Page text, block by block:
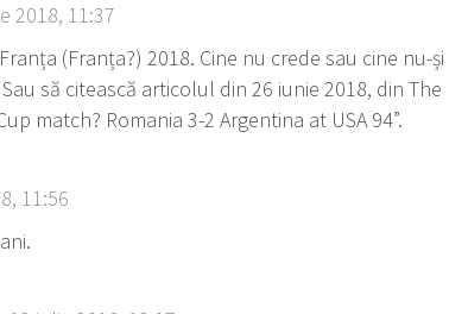
2018, 11:37
(Franța?) 2018. Cine nu crede sau cine nu-și
să citească articolul din 26 iunie 2018, din The
match? Romania 3-2 Argentina at USA 94”.
11:56